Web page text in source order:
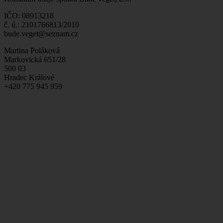
IČO: 08913218
č. ú.: 2101766813/2010
bude.veget@seznam.cz
Martina Poláková
Markovická 651/28
500 03
Hradec Králové
+420 775 945 959